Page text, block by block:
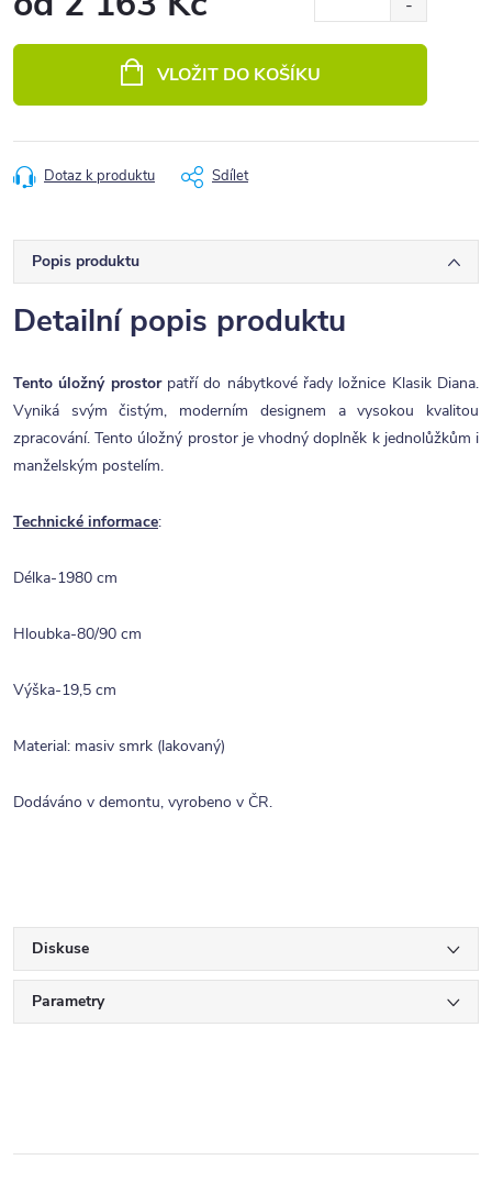
VLOŽIT DO KOŠÍKU
Dotaz k produktu Sdílet
Popis produktu
Detailní popis produktu
Tento úložný prostorpatří do nábytkové řady ložnice Klasik Diana.
Vyniká svým čistým, moderním designem a vysokou kvalitou
zpracování. Tento úložný prostor je vhodný doplněk k jednolůžkům i
manželským postelím.
Technické informace:
Délka-1980 cm
Hloubka-80/90 cm
Výška-19,5 cm
Material: masiv smrk (lakovaný)
Dodáváno v demontu, vyrobeno v ČR.
Diskuse
Parametry